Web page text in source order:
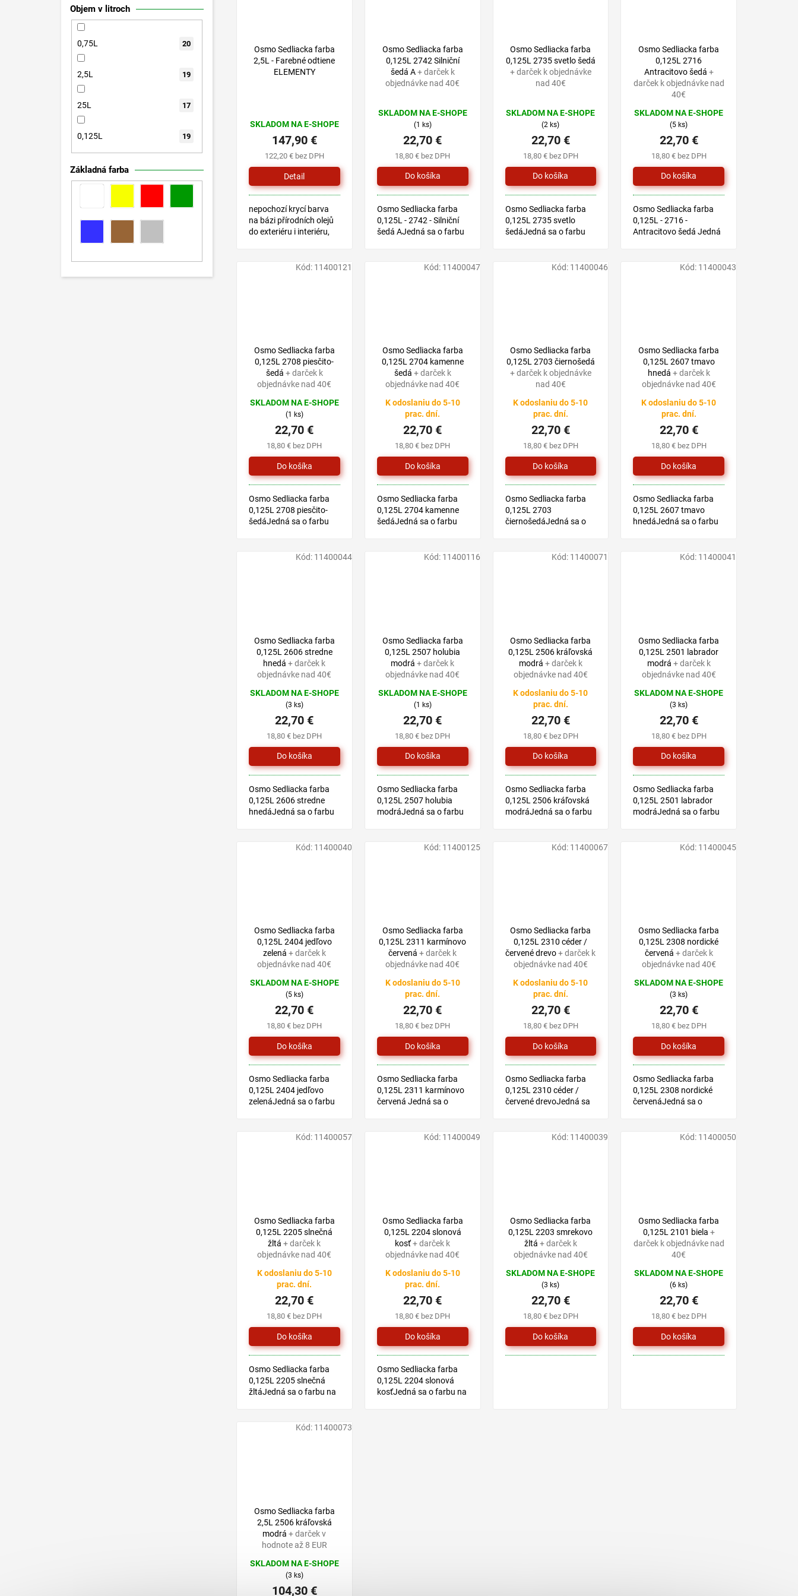
Objem v litroch
0,75L 20
2,5L 19
25L 17
0,125L 19
Základná farba
Osmo Sedliacka farba
2,5L - Farebné odtiene
ELEMENTY
SKLADOM NA E-SHOPE
122,20 € bez DPH
147,90 €
Detail
nepochozí krycí barva
na bázi přírodních olejů
do exteriéru i interiéru,
Osmo Sedliacka farba
0,125L 2742 Silniční
šedá A+ darček k
objednávke nad 40€
SKLADOM NA E-SHOPE
(1 ks)
18,80 € bez DPH
22,70 €
Osmo Sedliacka farba
0,125L - 2742 - Silniční
šedá AJedná sa o farbu
všetky druhy drevín v
Osmo Sedliacka farba
0,125L 2735 svetlo šedá
+ darček k objednávke
nad 40€
SKLADOM NA E-SHOPE
(2 ks)
18,80 € bez DPH
22,70 €
Osmo Sedliacka farba
0,125L 2735 svetlo
šedáJedná sa o farbu
všetky druhy drevín v
Osmo Sedliacka farba
0,125L 2716
Antracitovo šedá +
darček k objednávke nad
40€
SKLADOM NA E-SHOPE
(5 ks)
18,80 € bez DPH
22,70 €
Osmo Sedliacka farba
0,125L - 2716 -
Antracitovo šedá Jedná
vhodnú pre všetky druhy
Osmo Sedliacka farba
0,125L 2708 piesčito-
šedá + darček k
objednávke nad 40€
SKLADOM NA E-SHOPE
(1 ks)
18,80 € bez DPH
22,70 €
Osmo Sedliacka farba
0,125L 2708 piesčito-
šedáJedná sa o farbu
všetky druhy drevín v
Kód: 11400121
Osmo Sedliacka farba
0,125L 2704 kamenne
šedá + darček k
objednávke nad 40€
K odoslaniu do 5-10
prac. dní.
18,80 € bez DPH
22,70 €
Osmo Sedliacka farba
0,125L 2704 kamenne
šedáJedná sa o farbu
všetky druhy drevín v
Kód: 11400047
Osmo Sedliacka farba
0,125L 2703 čiernošedá
+ darček k objednávke
nad 40€
K odoslaniu do 5-10
prac. dní.
18,80 € bez DPH
22,70 €
Osmo Sedliacka farba
0,125L 2703
čiernošedáJedná sa o
vhodnú pre všetky druhy
Kód: 11400046
Osmo Sedliacka farba
0,125L 2607 tmavo
hnedá + darček k
objednávke nad 40€
K odoslaniu do 5-10
prac. dní.
18,80 € bez DPH
22,70 €
Osmo Sedliacka farba
0,125L 2607 tmavo
hnedáJedná sa o farbu
všetky druhy drevín v
Kód: 11400043
Osmo Sedliacka farba
0,125L 2606 stredne
hnedá+ darček k
objednávke nad 40€
SKLADOM NA E-SHOPE
(3 ks)
18,80 € bez DPH
22,70 €
Osmo Sedliacka farba
0,125L 2606 stredne
hnedáJedná sa o farbu
všetky druhy drevín v
Kód: 11400044
Osmo Sedliacka farba
0,125L 2507 holubia
modrá+ darček k
objednávke nad 40€
SKLADOM NA E-SHOPE
(1 ks)
18,80 € bez DPH
22,70 €
Osmo Sedliacka farba
0,125L 2507 holubia
modráJedná sa o farbu
všetky druhy drevín v
Kód: 11400116
Osmo Sedliacka farba
0,125L 2506 kráľovská
modrá + darček k
objednávke nad 40€
K odoslaniu do 5-10
prac. dní.
18,80 € bez DPH
22,70 €
Osmo Sedliacka farba
0,125L 2506 kráľovská
modráJedná sa o farbu
všetky druhy drevín v
Kód: 11400071
Osmo Sedliacka farba
0,125L 2501 labrador
modrá + darček k
objednávke nad 40€
SKLADOM NA E-SHOPE
(3 ks)
18,80 € bez DPH
22,70 €
Osmo Sedliacka farba
0,125L 2501 labrador
modráJedná sa o farbu
všetky druhy drevín v
Kód: 11400041
Osmo Sedliacka farba
0,125L 2404 jedľovo
zelená + darček k
objednávke nad 40€
SKLADOM NA E-SHOPE
(5 ks)
18,80 € bez DPH
22,70 €
Osmo Sedliacka farba
0,125L 2404 jedľovo
zelenáJedná sa o farbu
všetky druhy drevín v
Kód: 11400040
Osmo Sedliacka farba
0,125L 2311 karmínovo
červená+ darček k
objednávke nad 40€
K odoslaniu do 5-10
prac. dní.
18,80 € bez DPH
22,70 €
Osmo Sedliacka farba
0,125L 2311 karmínovo
červená Jedná sa o
vhodnú pre všetky druhy
Kód: 11400125
Osmo Sedliacka farba
0,125L 2310 céder /
červené drevo+ darček k
objednávke nad 40€
K odoslaniu do 5-10
prac. dní.
18,80 € bez DPH
22,70 €
Osmo Sedliacka farba
0,125L 2310 céder /
červené drevoJedná sa
vhodnú pre všetky druhy
Kód: 11400067
Osmo Sedliacka farba
0,125L 2308 nordické
červená + darček k
objednávke nad 40€
SKLADOM NA E-SHOPE
(3 ks)
18,80 € bez DPH
22,70 €
Osmo Sedliacka farba
0,125L 2308 nordické
červenáJedná sa o
vhodnú pre všetky druhy
Kód: 11400045
Osmo Sedliacka farba
0,125L 2205 slnečná
žltá+ darček k
objednávke nad 40€
K odoslaniu do 5-10
prac. dní.
18,80 € bez DPH
22,70 €
Osmo Sedliacka farba
0,125L 2205 slnečná
žltáJedná sa o farbu na
drevín v exteriéri.
Kód: 11400057
Osmo Sedliacka farba
0,125L 2204 slonová
kosť+ darček k
objednávke nad 40€
K odoslaniu do 5-10
prac. dní.
18,80 € bez DPH
22,70 €
Osmo Sedliacka farba
0,125L 2204 slonová
kosťJedná sa o farbu na
Kód: 11400049
Osmo Sedliacka farba
0,125L 2203 smrekovo
žltá + darček k
objednávke nad 40€
SKLADOM NA E-SHOPE
(3 ks)
18,80 € bez DPH
22,70 €
Kód: 11400039
Osmo Sedliacka farba
0,125L 2101 biela +
darček k objednávke nad
40€
SKLADOM NA E-SHOPE
(6 ks)
18,80 € bez DPH
22,70 €
Kód: 11400050
Osmo Sedliacka farba
2,5L 2506 kráľovská
modrá+ darček v
hodnote až 8 EUR
SKLADOM NA E-SHOPE
(3 ks)
104,30 €
Kód: 11400073